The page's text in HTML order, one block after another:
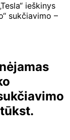
ieškinys
sukčiavimo –